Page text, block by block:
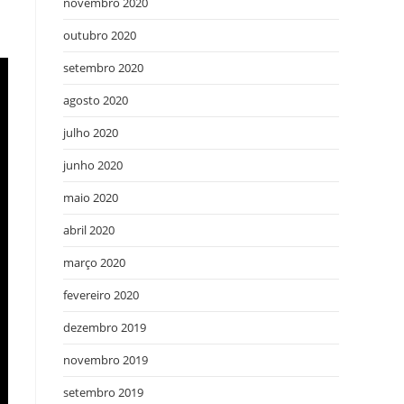
outubro 2020
setembro 2020
agosto 2020
julho 2020
junho 2020
maio 2020
abril 2020
março 2020
fevereiro 2020
dezembro 2019
novembro 2019
setembro 2019